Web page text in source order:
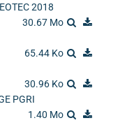
2018
30.67 Mo
65.44 Ko
30.96 Ko
PGRI
1.40 Mo